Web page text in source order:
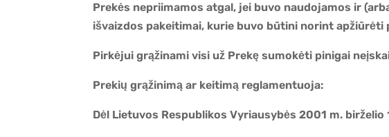
Prekės nepriimamos atgal, jei buvo naudojamos ir
išvaizdos pakeitimai, kurie buvo būtini norint
Pirkėjui grąžinami visi už Prekę sumokėti pinigai
Prekių grąžinimą ar keitimą reglamentuoja:
Dėl Lietuvos Respublikos Vyriausybės 2001 m.